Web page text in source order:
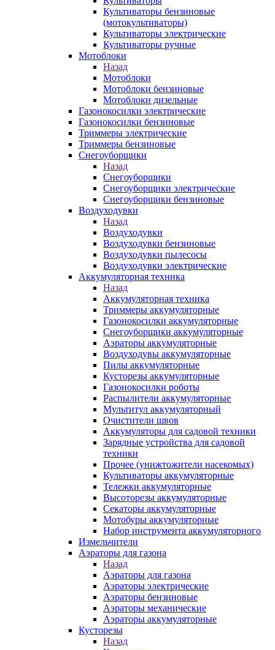
Культиваторы бензиновые
(мотокультиваторы)
Культиваторы электрические
Культиваторы ручные
Мотоблоки
Назад
Мотоблоки
Мотоблоки бензиновые
Мотоблоки дизельные
Газонокосилки электрические
Газонокосилки бензиновые
Триммеры электрические
Триммеры бензиновые
Снегоуборщики
Назад
Снегоуборщики
Снегоуборщики электрические
Снегоуборщики бензиновые
Воздуходувки
Назад
Воздуходувки
Воздуходувки бензиновые
Воздуходувки пылесосы
Воздуходувки электрические
Аккумуляторная техника
Назад
Аккумуляторная техника
Триммеры аккумуляторные
Газонокосилки аккумуляторные
Снегоуборщики аккумуляторные
Аэраторы аккумуляторные
Воздуходувы аккумуляторные
Пилы аккумуляторные
Кусторезы аккумуляторные
Газонокосилки роботы
Распылители аккумуляторные
Мультитул аккумуляторный
Очистители швов
Аккумуляторы для садовой техники
Зарядные устройства для садовой
техники
Прочее (унижтожители насекомых)
Культиваторы аккумуляторные
Тележки аккумуляторные
Высоторезы аккумуляторные
Секаторы аккумуляторные
Мотобуры аккумуляторные
Набор инструмента аккумуляторного
Измельчители
Аэраторы для газона
Назад
Аэраторы для газона
Аэраторы электрические
Аэраторы бензиновые
Аэраторы механические
Аэраторы аккумуляторные
Кусторезы
Назад